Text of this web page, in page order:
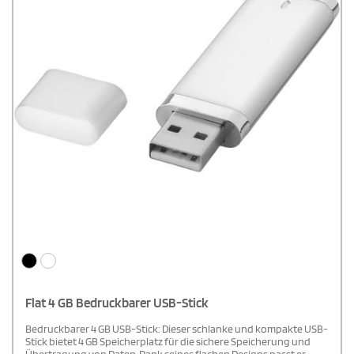
Flat 4 GB Bedruckbarer USB-Stick
Bedruckbarer 4 GB USB-Stick: Dieser schlanke und kompakte USB-
Stick bietet 4 GB Speicherplatz für die sichere Speicherung und